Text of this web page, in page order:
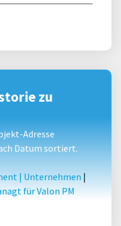
zu
Adresse
Datum sortiert.
| Unternehmen |
für Valon PM